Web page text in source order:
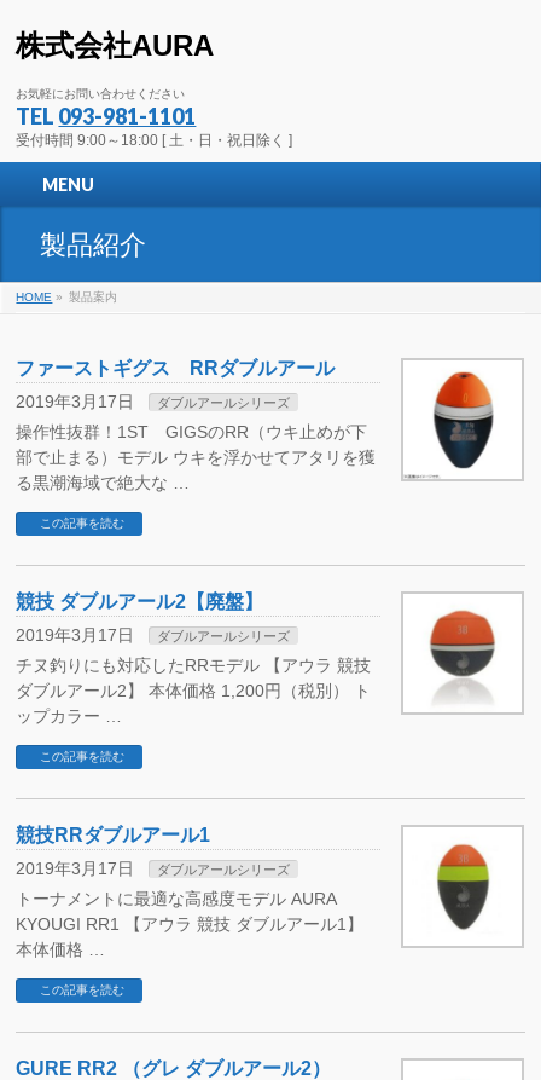
株式会社AURA
お気軽にお問い合わせください
TEL 093-981-1101
受付時間 9:00～18:00 [ 土・日・祝日除く ]
MENU
製品紹介
HOME » 製品案内
ファーストギグス RRダブルアール
2019年3月17日 ダブルアールシリーズ
操作性抜群！1ST GIGSのRR（ウキ止めが下
部で止まる）モデル ウキを浮かせてアタリを獲
る黒潮海域で絶大な …
この記事を読む
競技 ダブルアール2【廃盤】
2019年3月17日 ダブルアールシリーズ
チヌ釣りにも対応したRRモデル 【アウラ 競技
ダブルアール2】 本体価格 1,200円（税別） ト
ップカラー …
この記事を読む
競技RRダブルアール1
2019年3月17日 ダブルアールシリーズ
トーナメントに最適な高感度モデル AURA
KYOUGI RR1 【アウラ 競技 ダブルアール1】
本体価格 …
この記事を読む
GURE RR2 （グレ ダブルアール2）